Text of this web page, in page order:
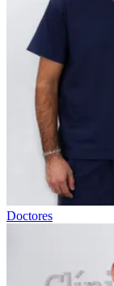
Doctores